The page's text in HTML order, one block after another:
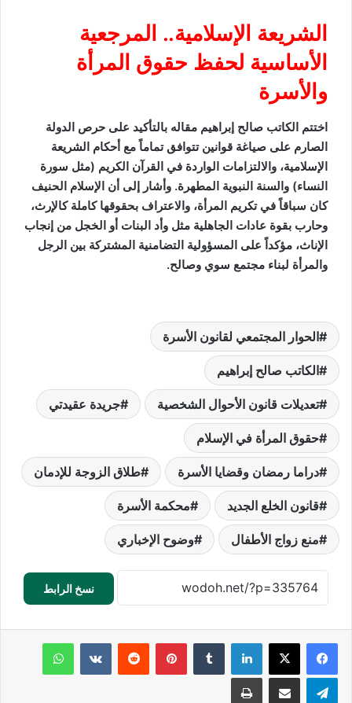
الشريعة الإسلامية.. المرجعية
الأساسية لحفظ حقوق المرأة
والأسرة
اختتم الكاتب صالح إبراهيم مقاله بالتأكيد على حرص الدولة
الصارم على صياغة قوانين تتوافق تماماً مع أحكام الشريعة
الإسلامية، والالتزامات الواردة في القرآن الكريم (مثل سورة
النساء) والسنة النبوية المطهرة. وأشار إلى أن الإسلام الحنيف
كان سباقاً في تكريم المرأة، والاعتراف بحقوقها كاملة كالإرث،
وحارب بقوة عادات الجاهلية مثل وأد البنات أو الخجل من إنجاب
الإناث، مؤكداً على المسؤولية التضامنية المشتركة بين الرجل
والمرأة لبناء مجتمع سوي وصالح.
الحوار المجتمعي لقانون الأسرة
الكاتب صالح إبراهيم
تعديلات قانون الأحوال الشخصية جريدة عقيدتي
حقوق المرأة في الإسلام
دراما رمضان وقضايا الأسرة طلاق الزوجة للإدمان
قانون الخلع الجديد محكمة الأسرة
منع زواج الأطفال وضوح الإخباري
نسخ الرابط
لينكدإن بينتيريست